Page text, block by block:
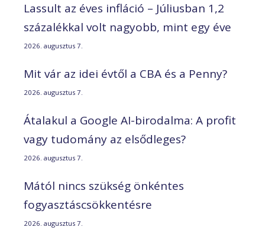
Lassult az éves infláció – Júliusban 1,2
százalékkal volt nagyobb, mint egy éve
2026. augusztus 7.
Mit vár az idei évtől a CBA és a Penny?
2026. augusztus 7.
Átalakul a Google AI-birodalma: A profit
vagy tudomány az elsődleges?
2026. augusztus 7.
Mától nincs szükség önkéntes
fogyasztáscsökkentésre
2026. augusztus 7.